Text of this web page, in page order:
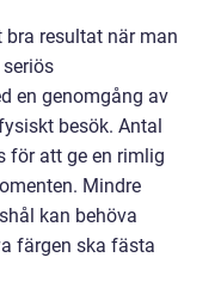
bra resultat när man
en genomgång av
besök. Antal
för att ge en rimlig
Mindre
kan behöva
färgen ska fästa